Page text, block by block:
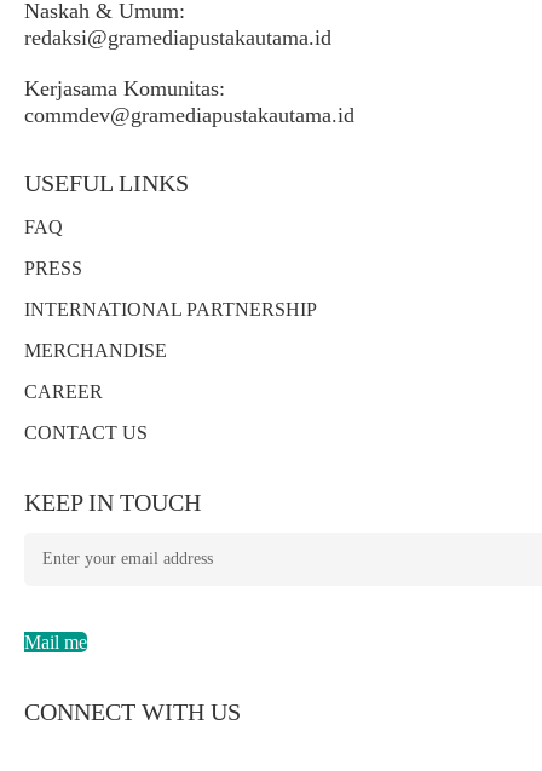
Naskah & Umum:
redaksi@gramediapustakautama.id
Kerjasama Komunitas:
commdev@gramediapustakautama.id
USEFUL LINKS
FAQ
PRESS
INTERNATIONAL PARTNERSHIP
MERCHANDISE
CAREER
CONTACT US
KEEP IN TOUCH
Mail me
CONNECT WITH US